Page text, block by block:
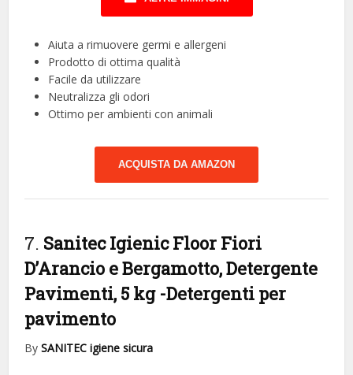
Aiuta a rimuovere germi e allergeni
Prodotto di ottima qualità
Facile da utilizzare
Neutralizza gli odori
Ottimo per ambienti con animali
ACQUISTA DA AMAZON
7. Sanitec Igienic Floor Fiori
D’Arancio e Bergamotto, Detergente
Pavimenti, 5 kg -Detergenti per
pavimento
BySANITEC igiene sicura